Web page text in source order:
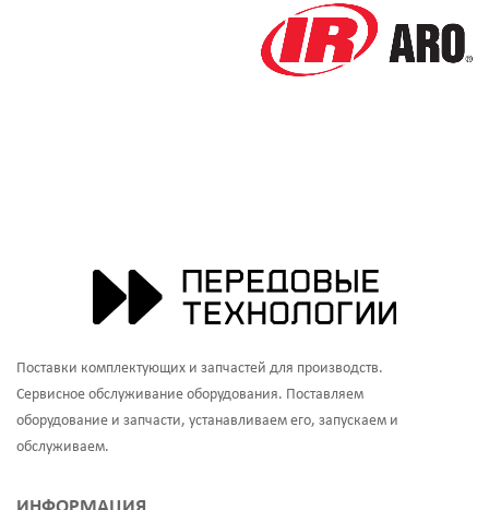
Поставки комплектующих и запчастей для производств.
Сервисное обслуживание оборудования. Поставляем
оборудование и запчасти, устанавливаем его, запускаем и
обслуживаем.